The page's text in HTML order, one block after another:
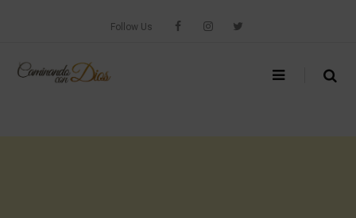
Follow Us